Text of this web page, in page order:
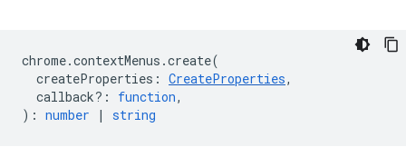
chrome.contextMenus .create(
createProperties : CreateProperties,
callback? : function,
) : number | string